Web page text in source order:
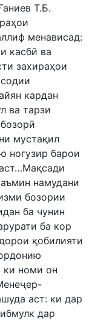
Т.Б.
менависад:
касбӣ ва
захираҳои
кардан
ва тарзи
мустақил
ногузир барои
намудани
бозории
ба чунин
бa кор
қобилияти
ки номи он
аст: ки дар
дар